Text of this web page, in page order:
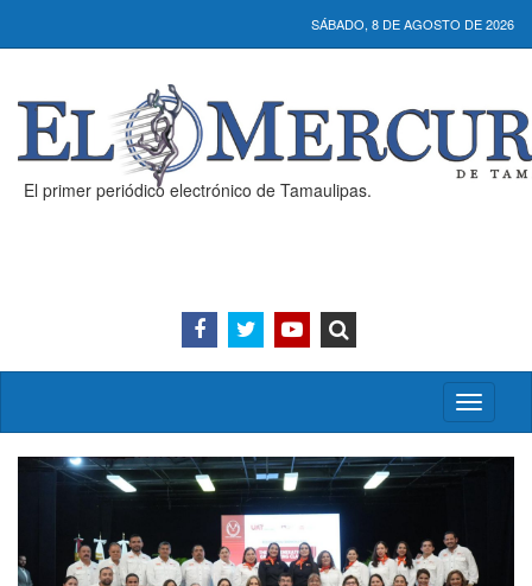
SÁBADO, 8 DE AGOSTO DE 2026
El primer periódico electrónico de Tamaulipas.
Activar/
menú